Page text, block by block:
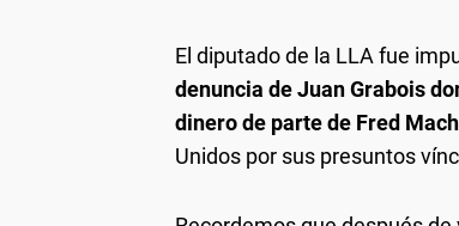
El diputado de la LLA fue
denuncia de Juan Grabois
dinero de parte de Fred
Unidos por sus presuntos